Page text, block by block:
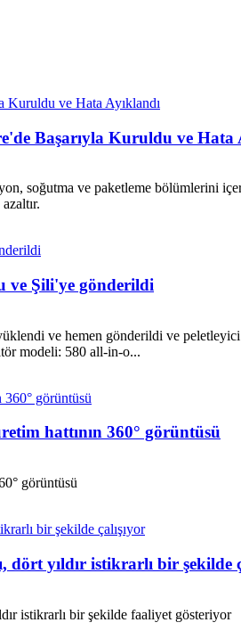
Başarıyla Kuruldu ve Hata
soğutma ve paketleme bölümlerini
ve Şili'ye gönderildi
ve hemen gönderildi ve
modeli: 580 all-in-o...
hattının 360° görüntüsü
görüntüsü
yıldır istikrarlı bir şekilde
istikrarlı bir şekilde faaliyet gösteriyor